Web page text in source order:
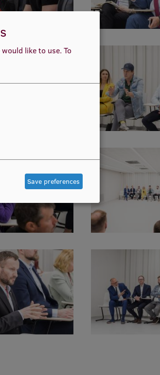
like to use. To
Save preferences